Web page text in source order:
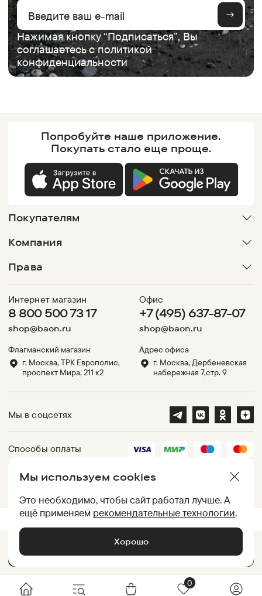
0
Нажимая кнопку “Подписаться”, Вы
соглашаетесь сполитикой
конфиденциальности
Мы используем cookies
Это необходимо, чтобы сайт работал лучше. А
ещё применяем рекомендательные технологии.
Хорошо
Попробуйте наше приложение.
Покупатьстало еще проще.
Покупателям
Компания
Права
Интернет магазин
8 800 500 73 17
shop@baon.ru
Флагманский магазин
г. Москва, ТРК Европолис,
проспект Мира, 211 к2
Офис
+7 (495) 637-87-07
shop@baon.ru
Адрес офиса
г. Москва, Дербеневская
набережная 7,стр. 9
Мы в соцсетях
Способы оплаты
Партнеры
UID:050012ACF46B786A75004EB402FAF80B
d2849858b670